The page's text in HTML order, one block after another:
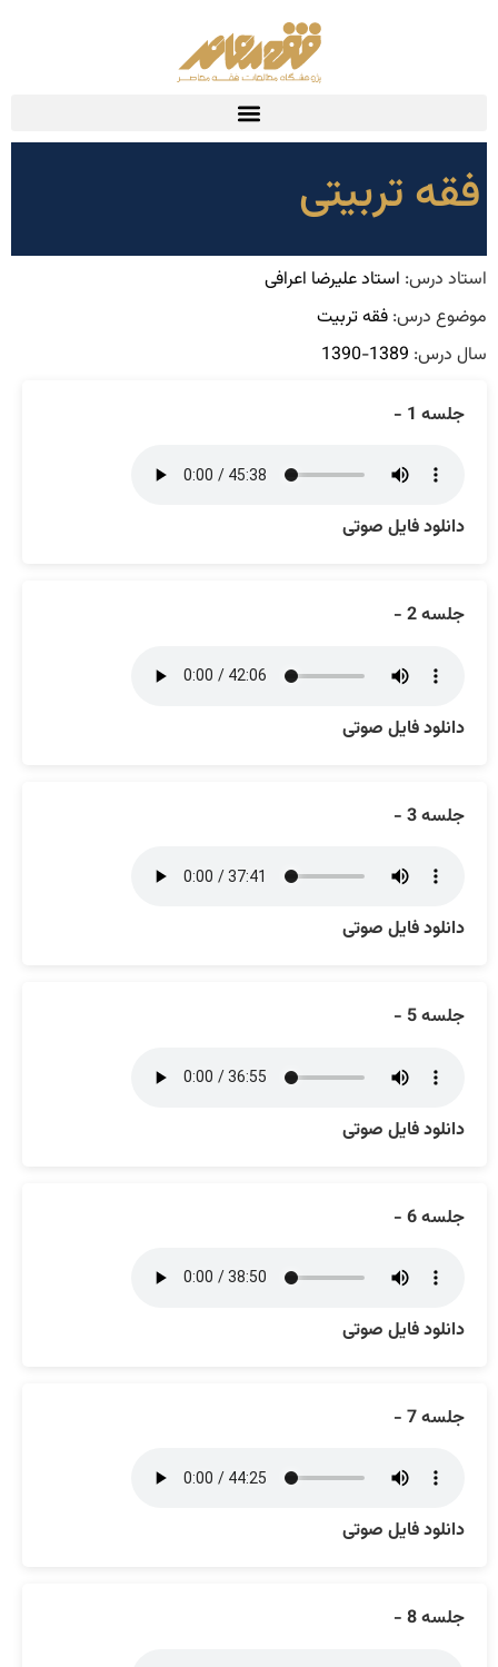
فقه تربیتی
استاد درس: استاد علیرضا اعرافی
موضوع درس: فقه تربیت
سال درس: 1389-1390
جلسه 1 -
دانلود فایل صوتی
جلسه 2 -
دانلود فایل صوتی
جلسه 3 -
دانلود فایل صوتی
جلسه 5 -
دانلود فایل صوتی
جلسه 6 -
دانلود فایل صوتی
جلسه 7 -
دانلود فایل صوتی
جلسه 8 -